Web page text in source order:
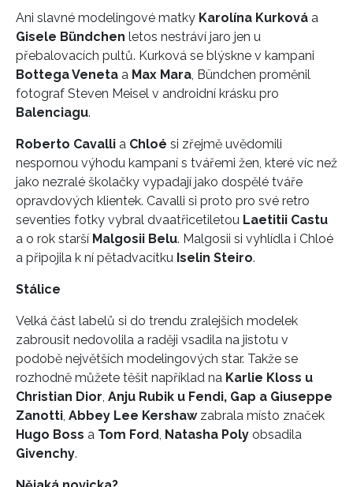
Ani slavné modelingové matky Karolína Kurková a
Gisele Bündchen letos nestráví jaro jen u
přebalovacích pultů. Kurková se blýskne v kampani
Bottega Veneta a Max Mara , Bündchen proměnil
fotograf Steven Meisel v androidní krásku pro
Balenciagu.
Roberto Cavalli a Chloé si zřejmě uvědomili
nespornou výhodu kampaní s tvářemi žen, které víc než
jako nezralé školačky vypadají jako dospělé tváře
opravdových klientek. Cavalli si proto pro své retro
seventies fotky vybral dvaatřicetiletou Laetitii Castu
a o rok starší Malgosii Belu. Malgosii si vyhlídla i Chloé
a připojila k ní pětadvacítku Iselin Steiro.
Stálice
Velká část labelů si do trendu zralejších modelek
zabrousit nedovolila a raději vsadila na jistotu v
podobě největších modelingových star. Takže se
rozhodně můžete těšit například na Karlie Kloss u
Christian Dior Anju Rubik u Fendi, Gap a Giuseppe
Zanotti Abbey Lee Kershawzabrala místo značek
Hugo Boss a Tom Ford Natasha Poly obsadila
Givenchy.